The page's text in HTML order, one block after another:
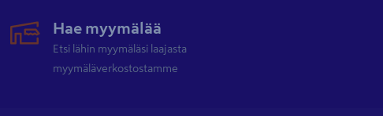
Hae myymälää
Etsi lähin myymäläsi laajasta
myymäläverkostostamme